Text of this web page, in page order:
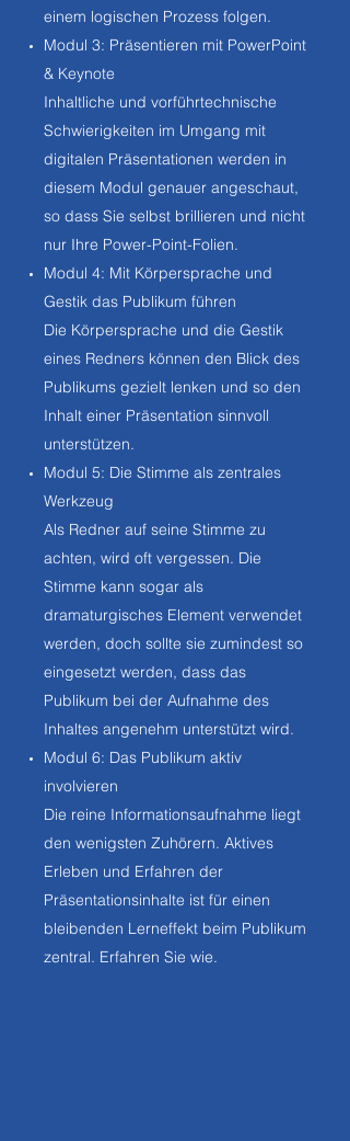
einem logischen Prozess folgen.
Modul 3: Präsentieren mit PowerPoint
& Keynote
Inhaltliche und vorführtechnische
Schwierigkeiten im Umgang mit
digitalen Präsentationen werden in
diesem Modul genauer angeschaut,
so dass Sie selbst brillieren und nicht
nur Ihre Power-Point-Folien.
Modul 4: Mit Körpersprache und
Gestik das Publikum führen
Die Körpersprache und die Gestik
eines Redners können den Blick des
Publikums gezielt lenken und so den
Inhalt einer Präsentation sinnvoll
unterstützen.
Modul 5: Die Stimme als zentrales
Werkzeug
Als Redner auf seine Stimme zu
achten, wird oft vergessen. Die
Stimme kann sogar als
dramaturgisches Element verwendet
werden, doch sollte sie zumindest so
eingesetzt werden, dass das
Publikum bei der Aufnahme des
Inhaltes angenehm unterstützt wird.
Modul 6: Das Publikum aktiv
involvieren
Die reine Informationsaufnahme liegt
den wenigsten Zuhörern. Aktives
Erleben und Erfahren der
Präsentationsinhalte ist für einen
bleibenden Lerneffekt beim Publikum
zentral. Erfahren Sie wie.